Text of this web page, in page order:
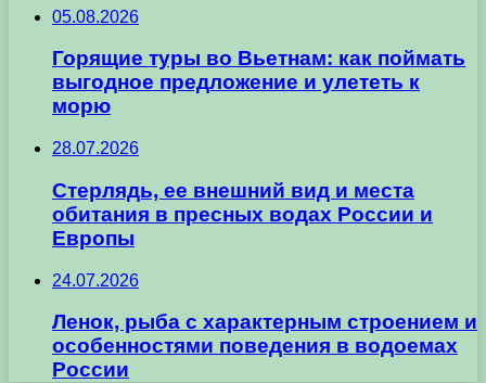
05.08.2026
Горящие туры во Вьетнам: как поймать
выгодное предложение и улететь к
морю
28.07.2026
Стерлядь, ее внешний вид и места
обитания в пресных водах России и
Европы
24.07.2026
Ленок, рыба с характерным строением и
особенностями поведения в водоемах
России